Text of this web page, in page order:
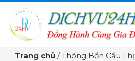
Trang chủ /Thông Bồn Cầu